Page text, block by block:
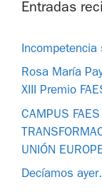
Entradas
Incompetencia
Rosa María
XIII Premio
CAMPUS
UNIÓN
Decíamos